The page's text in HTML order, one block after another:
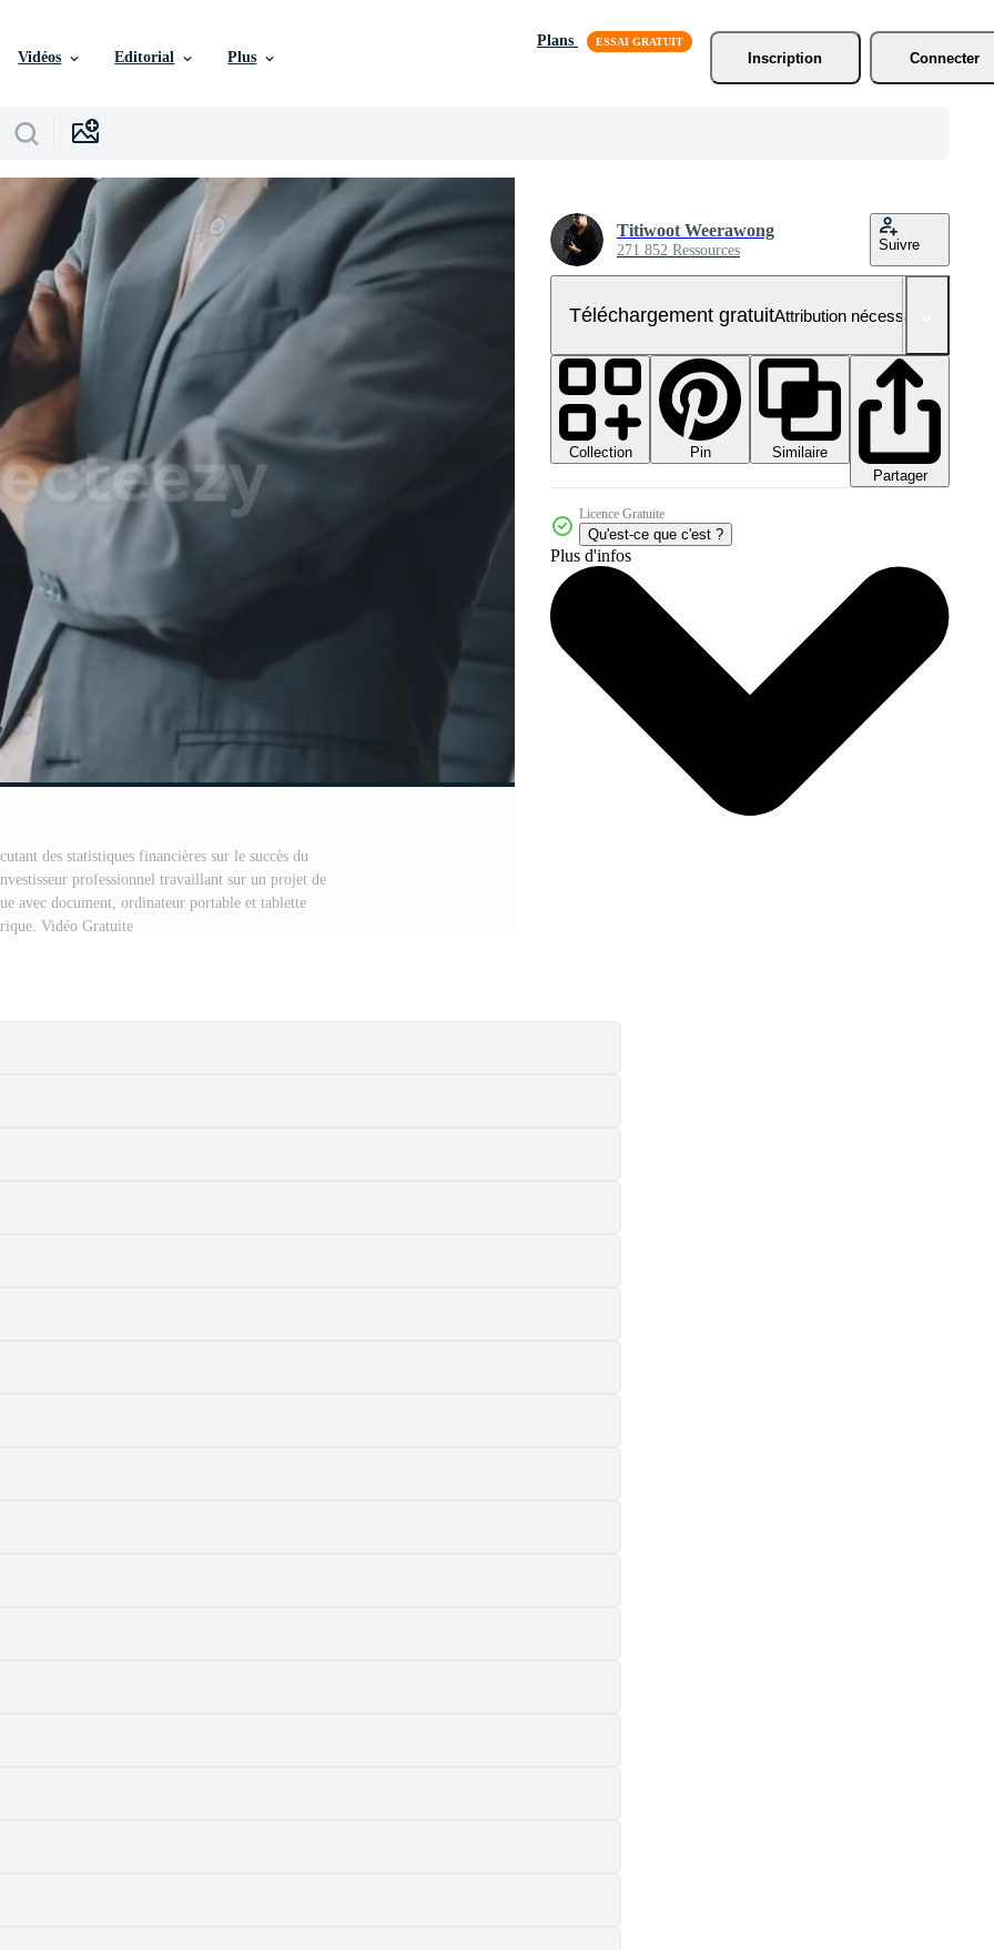
Vidéos Editorial Plus
Plans
Inscription
Connecter
des statistiques financières sur le succès du
professionnel travaillant sur un projet de
avec document, ordinateur portable et tablette
Vidéo Gratuite
Titiwoot Weerawong
271 852 Ressources Suivre
Téléchargement gratuitAttribution nécessaire
Collection Pin
Similaire
Partager
Licence Gratuite
Qu'est-ce que c'est ?
Plus d'infos